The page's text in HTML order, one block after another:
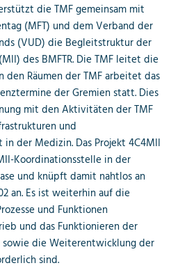
die TMF gemeinsam mit
(MFT) und dem Verband der
(VUD) die Begleitstruktur der
des BMFTR. Die TMF leitet die
Räumen der TMF arbeitet das
der Gremien statt. Dies
mit den Aktivitäten der TMF
und
in der Medizin. Das Projekt 4C4MII
Koordinationsstelle in der
und knüpft damit nahtlos an
an. Es ist weiterhin auf die
und Funktionen
und das Funktionieren der
sowie die Weiterentwicklung der
sind.